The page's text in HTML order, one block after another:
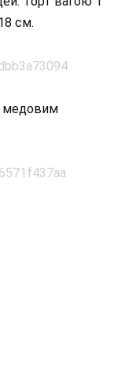
см.
медовим